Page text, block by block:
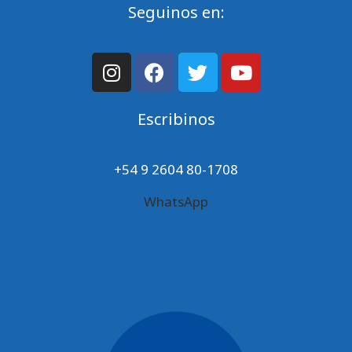
Seguinos en:
Escribinos
+54 9 2604 80-1708
WhatsApp